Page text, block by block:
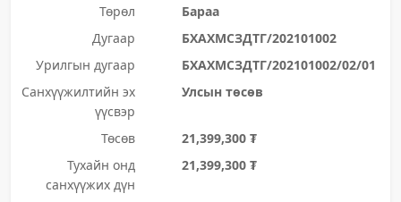
Төрөл
Бараа
Дугаар
БХАХМСЗДТГ/202101002
Урилгын дугаар
БХАХМСЗДТГ/202101002/02/01
Санхүүжилтийн эх
үүсвэр
Улсын төсөв
Төсөв
21,399,300 ₮
Тухайн онд
санхүүжих дүн
21,399,300 ₮